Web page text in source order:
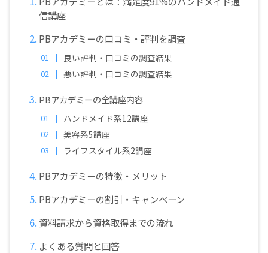
信講座
PBアカデミーの口コミ・評判を調査
良い評判・口コミの調査結果
悪い評判・口コミの調査結果
PBアカデミーの全講座内容
ハンドメイド系12講座
美容系5講座
ライフスタイル系2講座
PBアカデミーの特徴・メリット
PBアカデミーの割引・キャンペーン
資料請求から資格取得までの流れ
よくある質問と回答